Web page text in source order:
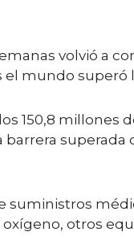
volvió a
mundo superó
150,8 millones
barrera
otros